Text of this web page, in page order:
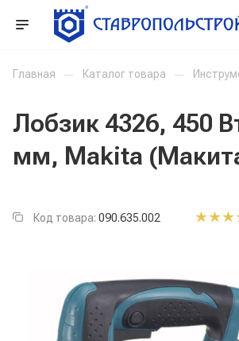
Главная — Каталог товара —
Лобзик 4326, 450
мм, Makita
Код товара: 090.635.002